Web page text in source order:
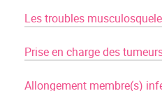
Les troubles
Prise en charge des
Allongement membre(s)